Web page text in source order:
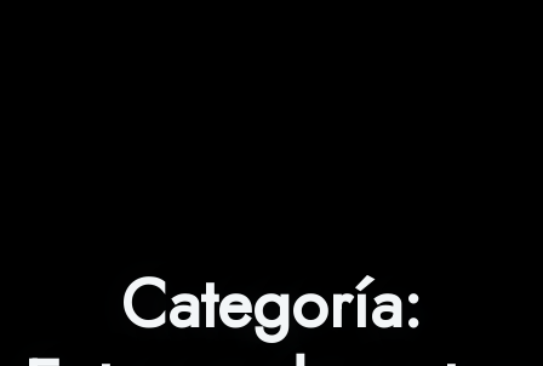
Categoría: